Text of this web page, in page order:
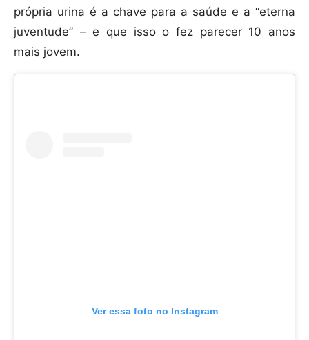
própria urina é a chave para a saúde e a “eterna
juventude” – e que isso o fez parecer 10 anos
mais jovem.
Ver essa foto no Instagram